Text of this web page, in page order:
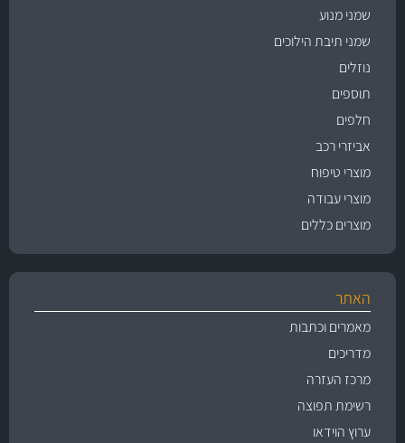
שמני מנוע
שמני תיבת הילוכים
נוזלים
תוספים
חלפים
אביזרי רכב
מוצרי טיפוח
מוצרי עבודה
מוצרים כללים
האתר
מאמרים וכתבות
מדריכים
מרכז העזרה
רשימת תפוצה
ערוץ הוידאו